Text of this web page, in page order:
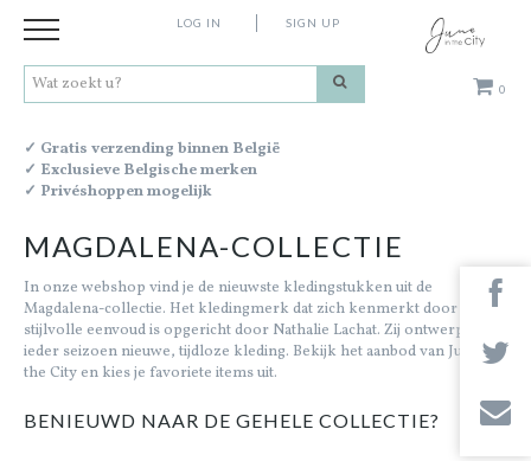
0
LOG IN SIGN UP
Schoenen
Cadeaus
✓ Gratis verzending binnen België
✓ Exclusieve Belgische merken
✓ Privéshoppen mogelijk
MAGDALENA-COLLECTIE
In onze webshop vind je de nieuwste kledingstukken uit de
Magdalena-collectie. Het kledingmerk dat zich kenmerkt door
stijlvolle eenvoud is opgericht door Nathalie Lachat. Zij ontwerpt
ieder seizoen nieuwe, tijdloze kleding. Bekijk het aanbod van June in
the City en kies je favoriete items uit.
BENIEUWD NAAR DE GEHELE COLLECTIE?